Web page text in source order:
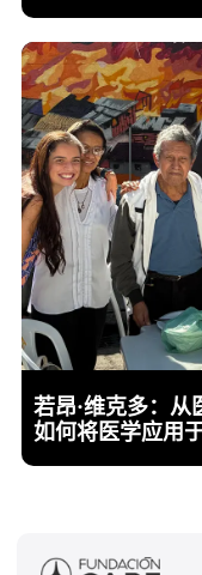
若昂·维克多：
如何将医学应用